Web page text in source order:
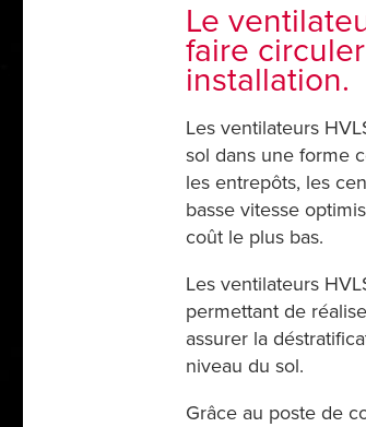
Le
faire
installation.
Les ventilateurs
sol dans une forme
les entrepôts, les
basse vitesse
coût le plus bas.
Les ventilateurs
permettant de
assurer la
niveau du sol.
Grâce au poste de